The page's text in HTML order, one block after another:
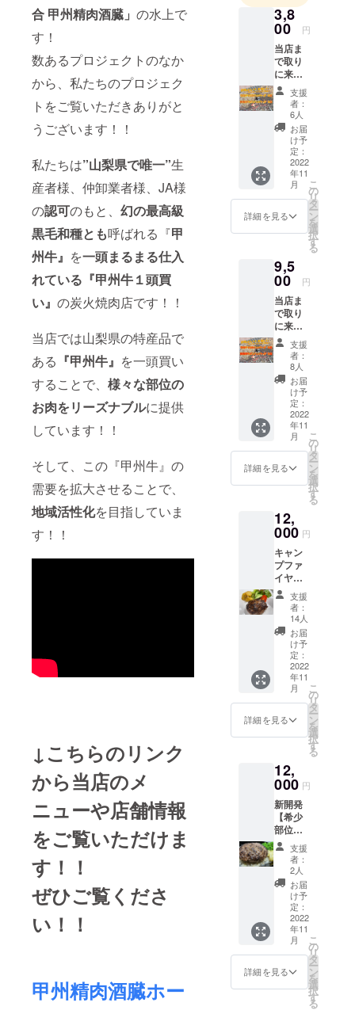
合 甲州精肉酒臓」 の水上で
す！
数あるプロジェクトのなか
から、私たちのプロジェク
トをご覧いただきありがと
うございます！！
私たちは”山梨県で唯一”生
産者様、仲卸業者様、JA様
の認可のもと、 幻の最高級
黒毛和種とも呼ばれる『甲
州牛』 を一頭まるまる仕入
れている『甲州牛１頭買
い』 の炭火焼肉店です！！
当店では山梨県の特産品で
ある 『甲州牛』 を一頭買い
することで、 様々な部位の
お肉をリーズナブルに提供
しています！！
そして、この『甲州牛』の
需要を拡大させることで、
地域活性化を目指していま
す！！
↓こちらのリンク
から当店のメ
ニューや店舗情報
をご覧いただけま
す！！
ぜひご覧くださ
い！！
甲州精肉酒臓ホー
焼肉店のハ
ンバーグ、
焼肉セッ
ト、是非一
度『甲州
牛』をご賞
味いただき
至福のひと
ときを過ご
していただ
きたいで
3,8
00 円
当店ま
で取り
に来て
いただ
ける方
定！！
おため
しセッ
ト！！
甲州牛
100％ハ
ンバー
グ＜１
８０ｇ×
２個＞
発【希
少部位
ハン
バー
グ】牛
タン１
００％
ハン
バーグ
＜１8０
ｇ×２個
＞＋お
礼の手
さんの
ご意見
をいた
キャン
プファ
イヤー
限定
セット
を追加
いたし
す！！
当セッ
トは商
品を取
りに来
ていた
だける
方に送
料分お
るセッ
トで
す！！
都内有
名ハン
バーグ
専門店
「榎本
ハン
バーグ
研究
所」監
修の甲
州牛
100％ハ
グ 真空
冷凍し
支援
者：
6人
お届
け予
定：
2022
年11
月
詳細を見る
こ
の
リ
タ
ー
ン
を
選
択
す
る
9,5
00 円
当店ま
で取り
に来て
いただ
ける方
定！！
第二
弾！！
おため
しセッ
ト！！
甲州牛
100％ハ
ンバー
グ＜１
５個＞
＋新開
発【希
少部位
ハン
バー
グ】牛
タン１
００％
ハン
バーグ
＜１8０
ｇ×５個
＞＋お
礼の手
紙 たく
さんの
為、新
しく
キャン
プファ
イヤー
限定
セット
を追加
いたし
ま
す！！
当セッ
トは商
品を取
りに来
ていた
だける
支援
者：
8人
お届
け予
定：
2022
年11
月
詳細を見る
こ
の
リ
タ
ー
ン
を
選
択
す
る
12,
000 円
キャン
プファ
イヤー
限定価
格！甲
州牛
100％ハ
ンバー
グ＜１
８０ｇ
×10個＞
＋［お
店でご
利用い
ただけ
る10％
券］(送
料込
み)+お
礼の手
紙 都内
有名ハ
ンバー
グ専門
店「榎
本ハン
バーグ
研究
所」監
修の甲
州牛
100％ハ
ンバー
支援
者：
14人
お届
け予
定：
2022
年11
月
詳細を見る
こ
の
リ
タ
ー
ン
を
選
択
す
る
12,
000 円
新開発
【希少
部位ハ
ンバー
グ】牛
タン１
００％
ハン
バーグ
＜１8０
ｇ×１０
個＞＋
［お店
でご利
用いた
だける
支援
者：
2人
お届
け予
定：
2022
年11
月
詳細を見る
こ
の
リ
タ
ー
ン
を
選
択
す
る